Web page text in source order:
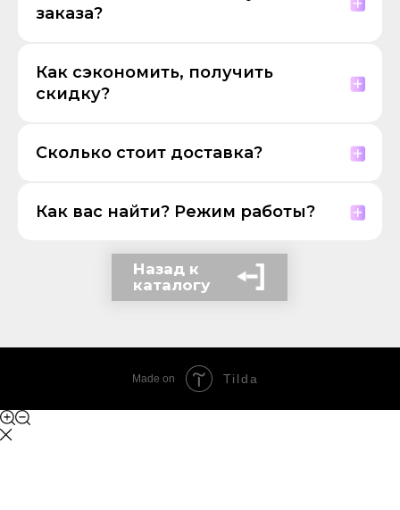
заказа?
Как сэкономить, получить
скидку?
Сколько стоит доставка?
Как вас найти? Режим работы?
Назад к
каталогу
Made on Tilda